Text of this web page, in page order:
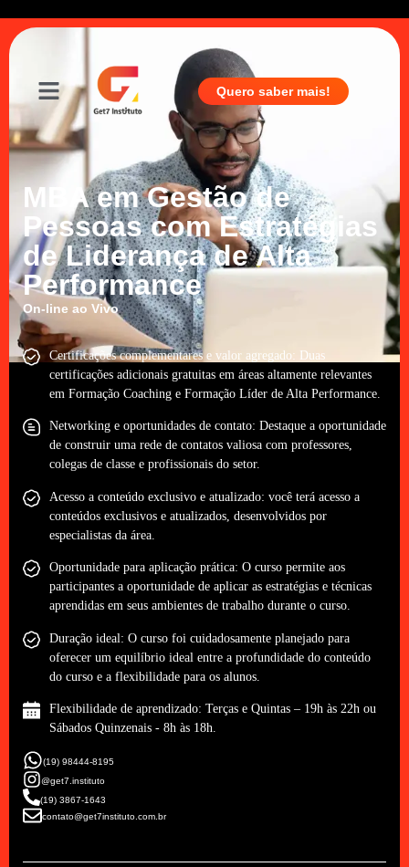
Quero saber mais!
MBA em Gestão de
Pessoas com Estratégias
de Liderança de Alta
Performance
On-line ao Vivo
Certificações complementares e valor agregado: Duas
certificações adicionais gratuitas em áreas altamente relevantes
em Formação Coaching e Formação Líder de Alta Performance.
Networking e oportunidades de contato: Destaque a oportunidade
de construir uma rede de contatos valiosa com professores,
colegas de classe e profissionais do setor.
Acesso a conteúdo exclusivo e atualizado: você terá acesso a
conteúdos exclusivos e atualizados, desenvolvidos por
especialistas da área.
Oportunidade para aplicação prática: O curso permite aos
participantes a oportunidade de aplicar as estratégias e técnicas
aprendidas em seus ambientes de trabalho durante o curso.
Duração ideal: O curso foi cuidadosamente planejado para
oferecer um equilíbrio ideal entre a profundidade do conteúdo
do curso e a flexibilidade para os alunos.
Flexibilidade de aprendizado: Terças e Quintas – 19h às 22h ou
Sábados Quinzenais - 8h às 18h.
(19) 98444-8195
@get7.instituto
(19) 3867-1643
contato@get7instituto.com.br